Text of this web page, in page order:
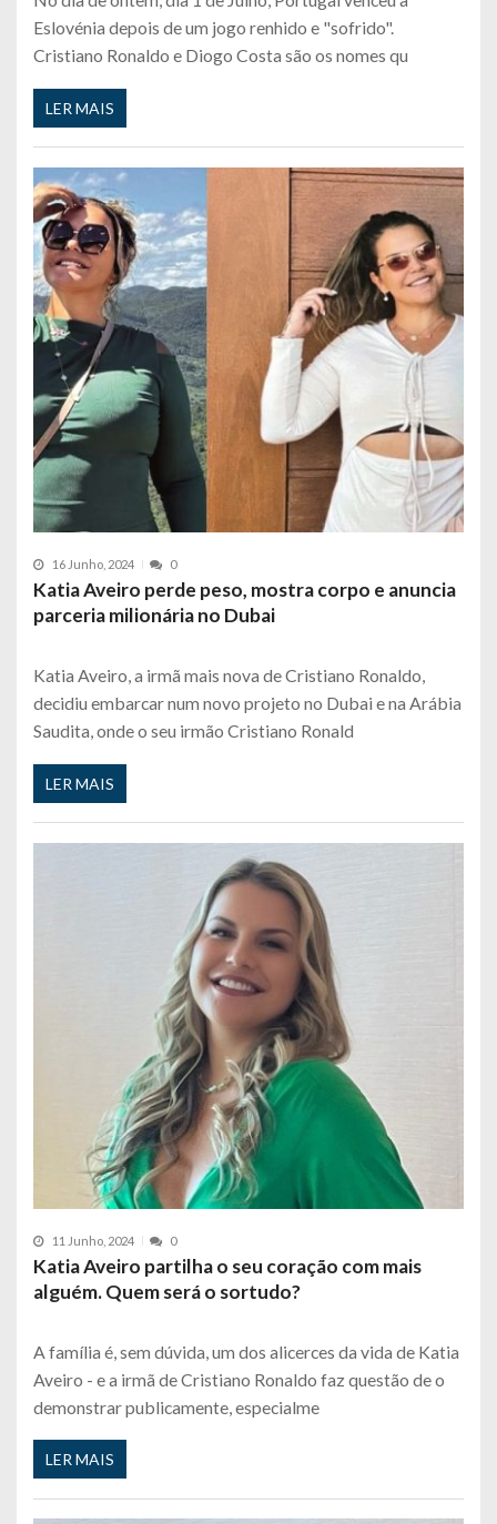
Eslovénia depois de um jogo renhido e "sofrido".
Cristiano Ronaldo e Diogo Costa são os nomes qu
LER MAIS
16 Junho, 2024 0
Katia Aveiro perde peso, mostra corpo e anuncia
parceria milionária no Dubai
Katia Aveiro, a irmã mais nova de Cristiano Ronaldo,
decidiu embarcar num novo projeto no Dubai e na Arábia
Saudita, onde o seu irmão Cristiano Ronald
LER MAIS
11 Junho, 2024 0
Katia Aveiro partilha o seu coração com mais
alguém. Quem será o sortudo?
A família é, sem dúvida, um dos alicerces da vida de Katia
Aveiro - e a irmã de Cristiano Ronaldo faz questão de o
demonstrar publicamente, especialme
LER MAIS